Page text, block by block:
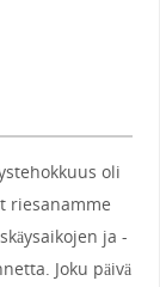
oli
riesanamme
ja -
Joku päivä